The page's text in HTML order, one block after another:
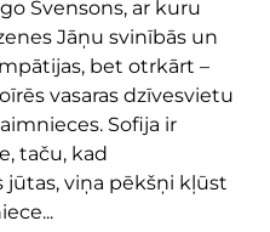
Svensons, ar kuru
Jāņu svinībās un
bet otrkārt –
vasaras dzīvesvietu
Sofija ir
taču, kad
jūtas, viņa pēkšņi kļūst